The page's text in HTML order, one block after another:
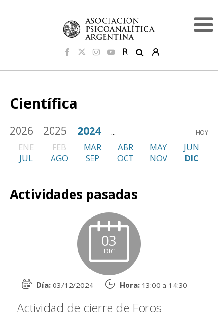
Científica
2026 2025 2024 ... HOY
ENE FEB MAR ABR MAY
JUN
JUL
AGO SEP OCT NOV DIC
Actividades pasadas
03
DIC
Día: 03/12/2024 Hora: 13:00 a 14:30
Actividad de cierre de Foros